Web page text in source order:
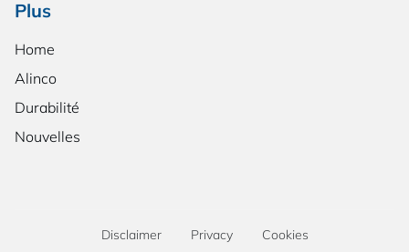
Plus
Home
Alinco
Durabilité
Nouvelles
Disclaimer Privacy Cookies